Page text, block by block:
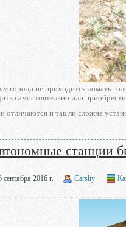
города не приходится ломать
самостоятельно или
отличаются и так ли сложна
станции
сентября 2016 г. Carsliy